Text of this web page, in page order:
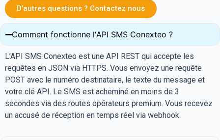
D'autres questions ? Contactez nous
Comment fonctionne l'API SMS Conexteo ?
L’API SMS Conexteo est une API REST qui accepte les
requêtes en JSON via HTTPS. Vous envoyez une requête
POST avec le numéro destinataire, le texte du message et
votre clé API. Le SMS est acheminé en moins de 3
secondes via des routes opérateurs premium. Vous recevez
un accusé de réception en temps réel via webhook.